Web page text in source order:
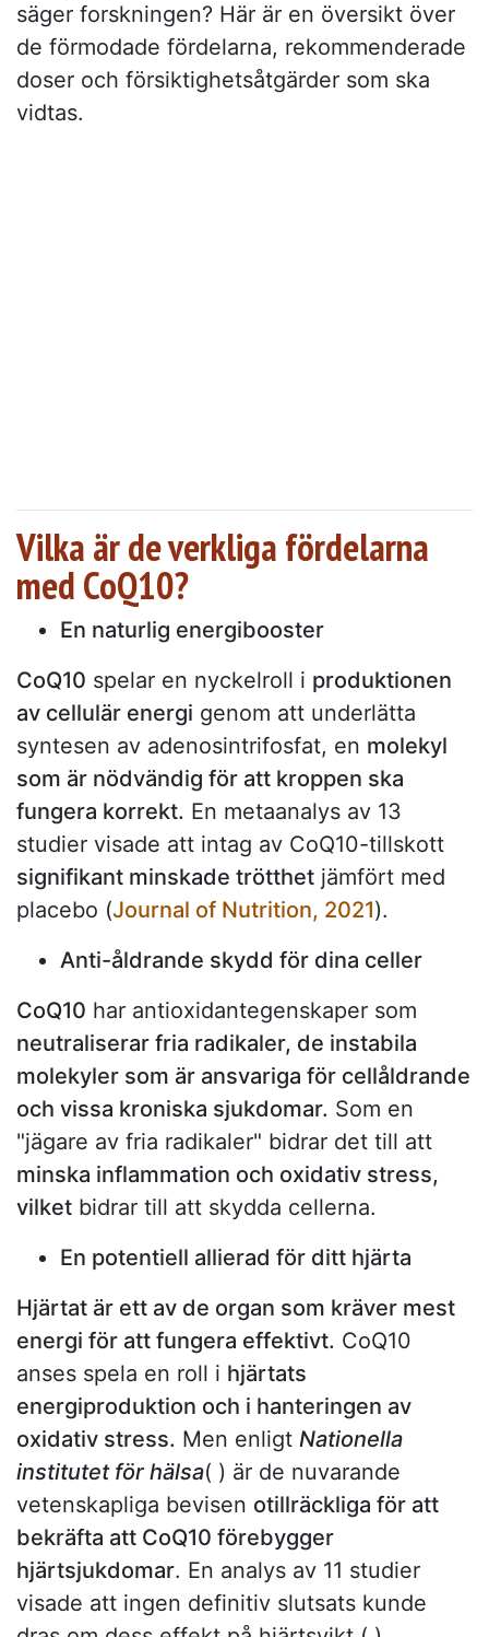
säger forskningen? Här är en översikt över
de förmodade fördelarna, rekommenderade
doser och försiktighetsåtgärder som ska
vidtas.
Vilka är de verkliga fördelarna
med CoQ10?
En naturlig energibooster
CoQ10 spelar en nyckelroll i produktionen
av cellulär energi genom att underlätta
syntesen av adenosintrifosfat, en molekyl
som är nödvändig för att kroppen ska
fungera korrekt. En metaanalys av 13
studier visade att intag av CoQ10-tillskott
signifikant minskade trötthet jämfört med
placebo (Journal of Nutrition, 2021).
Anti-åldrande skydd för dina celler
CoQ10 har antioxidantegenskaper som
neutraliserar fria radikaler, de instabila
molekyler som är ansvariga för cellåldrande
och vissa kroniska sjukdomar. Som en
"jägare av fria radikaler" bidrar det till att
minska inflammation och oxidativ stress,
vilket bidrar till att skydda cellerna.
En potentiell allierad för ditt hjärta
Hjärtat är ett av de organ som kräver mest
energi för att fungera effektivt. CoQ10
anses spela en roll i hjärtats
energiproduktion och i hanteringen av
oxidativ stress. Men enligt Nationella
institutet för hälsa( ) är de nuvarande
vetenskapliga bevisen otillräckliga för att
bekräfta att CoQ10 förebygger
hjärtsjukdomar. En analys av 11 studier
visade att ingen definitiv slutsats kunde